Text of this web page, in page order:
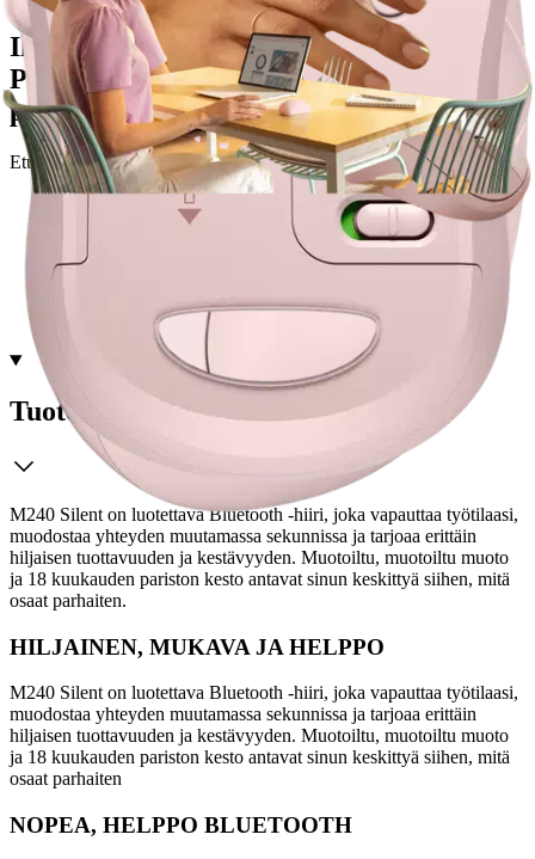
Ilmainen toimitus yli 100 €:n tilauksille
Postin pakettiautomaattiin tai
palvelupisteeseen!
Etu ei koske Suuri‑lisäpalvelulla toimitettavia tuotteita.
Tarkista myymäläsaatavuus
Tuotekuvaus
M240 Silent on luotettava Bluetooth -hiiri, joka vapauttaa työtilaasi,
muodostaa yhteyden muutamassa sekunnissa ja tarjoaa erittäin
hiljaisen tuottavuuden ja kestävyyden. Muotoiltu, muotoiltu muoto
ja 18 kuukauden pariston kesto antavat sinun keskittyä siihen, mitä
osaat parhaiten.
HILJAINEN, MUKAVA JA HELPPO
M240 Silent on luotettava Bluetooth -hiiri, joka vapauttaa työtilaasi,
muodostaa yhteyden muutamassa sekunnissa ja tarjoaa erittäin
hiljaisen tuottavuuden ja kestävyyden. Muotoiltu, muotoiltu muoto
ja 18 kuukauden pariston kesto antavat sinun keskittyä siihen, mitä
osaat parhaiten
NOPEA, HELPPO BLUETOOTH